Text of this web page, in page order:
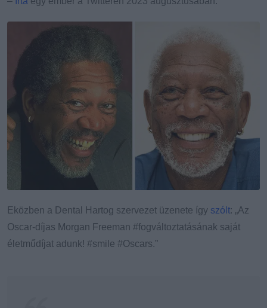
Eközben a Dental Hartog szervezet üzenete így szólt: „Az
Oscar-díjas Morgan Freeman #fogváltoztatásának saját
életműdíjat adunk! #smile #Oscars.”